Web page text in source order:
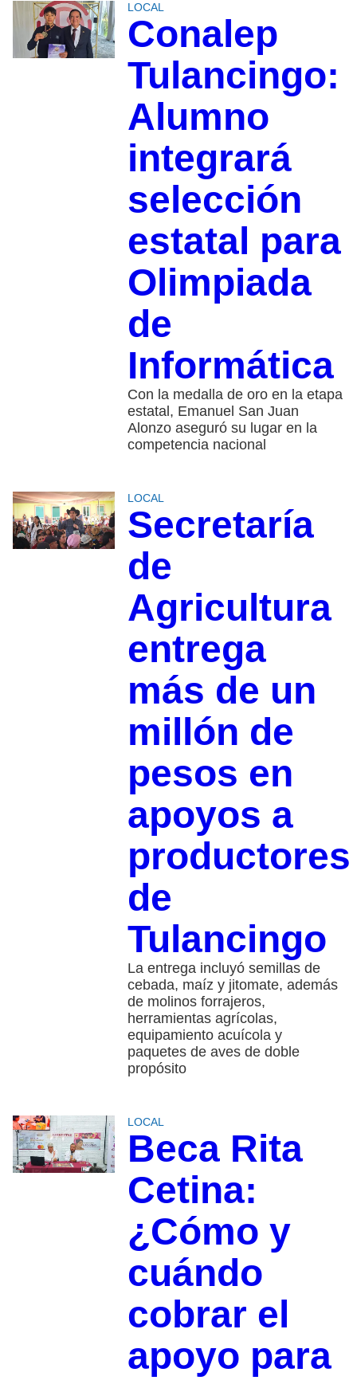
LOCAL
Conalep
Tulancingo:
Alumno
integrará
selección
estatal para
Olimpiada
de
Informática
Con la medalla de oro en la etapa
estatal, Emanuel San Juan
Alonzo aseguró su lugar en la
competencia nacional
LOCAL
Secretaría
de
Agricultura
entrega
más de un
millón de
pesos en
apoyos a
productores
de
Tulancingo
La entrega incluyó semillas de
cebada, maíz y jitomate, además
de molinos forrajeros,
herramientas agrícolas,
equipamiento acuícola y
paquetes de aves de doble
propósito
LOCAL
Beca Rita
Cetina:
¿Cómo y
cuándo
cobrar el
apoyo para